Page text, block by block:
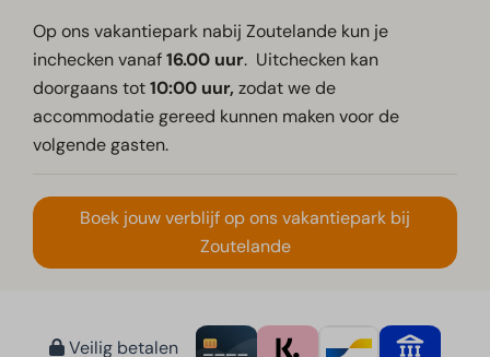
Op ons vakantiepark nabij Zoutelande kun je
inchecken vanaf16.00 uur. Uitchecken kan
doorgaans tot10:00 uur, zodat we de
accommodatie gereed kunnen maken voor de
volgende gasten.
Boek jouw verblijf op ons vakantiepark bij
Zoutelande
Veilig betalen